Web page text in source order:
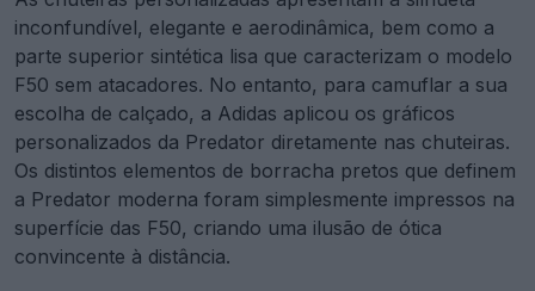
inconfundível, elegante e aerodinâmica, bem como a
parte superior sintética lisa que caracterizam o modelo
F50 sem atacadores. No entanto, para camuflar a sua
escolha de calçado, a Adidas aplicou os gráficos
personalizados da Predator diretamente nas chuteiras.
Os distintos elementos de borracha pretos que definem
a Predator moderna foram simplesmente impressos na
superfície das F50, criando uma ilusão de ótica
convincente à distância.